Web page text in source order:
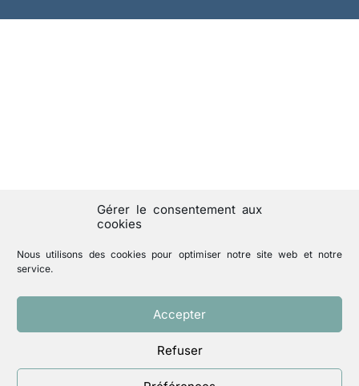
Gérer le consentement aux
cookies
Nous utilisons des cookies pour optimiser notre site web et notre
service.
Accepter
Refuser